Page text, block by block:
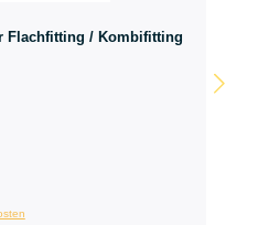
Flachfitting / Kombifitting